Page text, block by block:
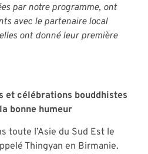
par notre programme, ont
avec le partenaire local
ont donné leur première
et célébrations bouddhistes
bonne humeur
toute l’Asie du Sud Est le
Thingyan en Birmanie.